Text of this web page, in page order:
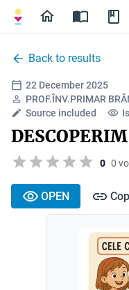
Back to results
22 December 2025
PROF.ÎNV.PRIMAR
Source included
0 0
OPEN